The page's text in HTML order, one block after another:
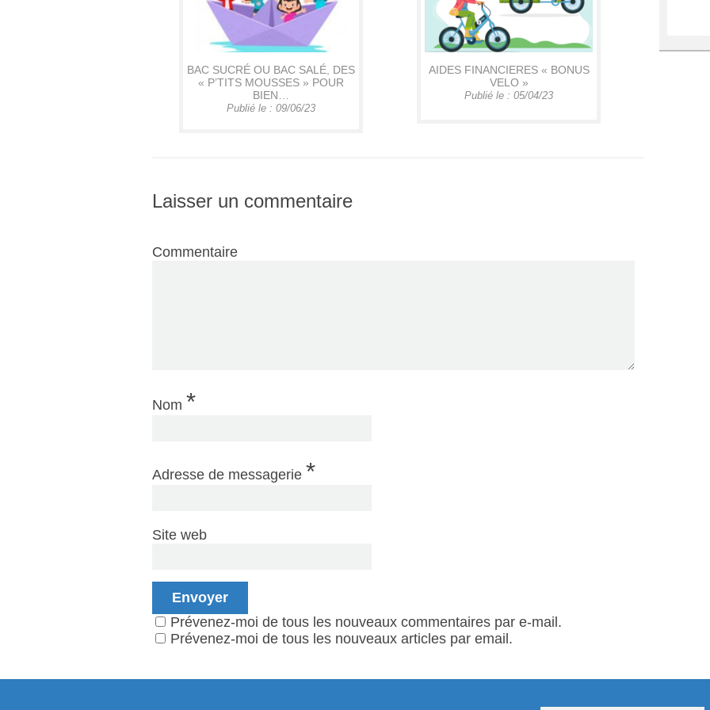
BAC SUCRÉ OU BAC SALÉ, DES
« P’TITS MOUSSES » POUR
BIEN…
Publié le : 09/06/23
AIDES FINANCIERES « BONUS
VELO »
Publié le : 05/04/23
Laisser un commentaire
Commentaire
Nom *
Adresse de messagerie *
Site web
Prévenez-moi de tous les nouveaux commentaires par e-mail.
Prévenez-moi de tous les nouveaux articles par email.